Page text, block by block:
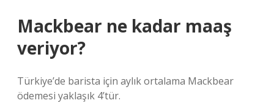
Mackbear ne kadar maaş
veriyor?
Türkiye’de barista için aylık ortalama Mackbear
ödemesi yaklaşık 4’tür.